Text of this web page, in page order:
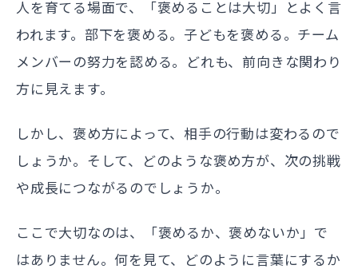
人を育てる場面で、「褒めることは大切」とよく言
われます。部下を褒める。子どもを褒める。チーム
メンバーの努力を認める。どれも、前向きな関わり
方に見えます。
しかし、褒め方によって、相手の行動は変わるので
しょうか。そして、どのような褒め方が、次の挑戦
や成長につながるのでしょうか。
ここで大切なのは、「褒めるか、褒めないか」で
はありません。何を見て、どのように言葉にするか